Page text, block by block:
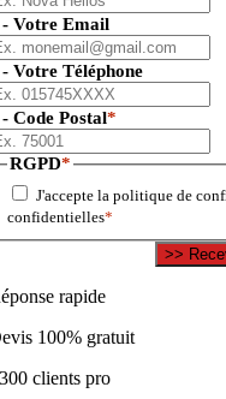
- Votre Email
- Votre Téléphone
Code Postal*
RGPD*
J'accepte la politique de
confidentielles*
rapide
100% gratuit
clients pro